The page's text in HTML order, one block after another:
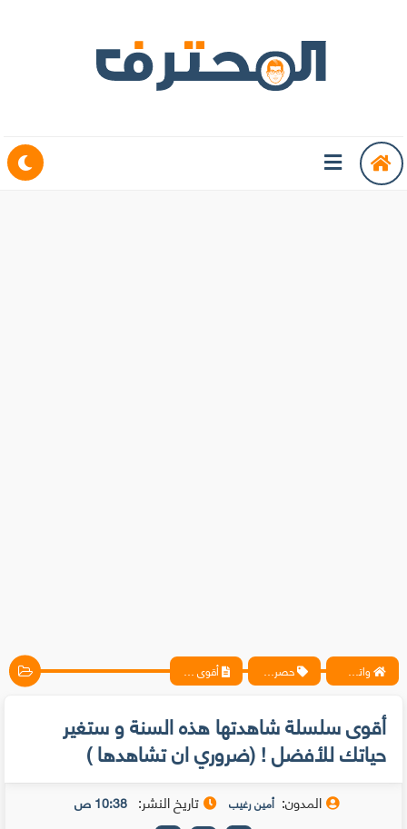
واتس آب ، فيسبوك ، أنترنت ، شروحات تقنية حصرية - المحترف حصريات أقوى سلسلة شاهدتها هذه السنة و ستغير حياتك للأفضل ! (ضروري ان تشاهدها )
أقوى سلسلة شاهدتها هذه السنة و ستغير
حياتك للأفضل ! (ضروري ان تشاهدها )
المدون: أمين رغيب تاريخ النشر: 10:38 ص